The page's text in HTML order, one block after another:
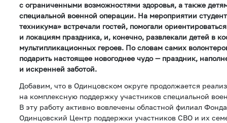
с ограниченными возможностями здоровья, а также
специальной военной операции. На мероприятии
техникума» встречали гостей, помогали
и локациям праздника, и, конечно, развлекали детей в
мультипликационных героев. По словам самих
подарить настоящее новогоднее чудо — праздник,
и искренней заботой.
Добавим, что в Одинцовском округе продолжается
на комплексную поддержку участников специальной
В эту работу активно вовлечены областной филиал
Одинцовский Центр поддержки участников СВО и их